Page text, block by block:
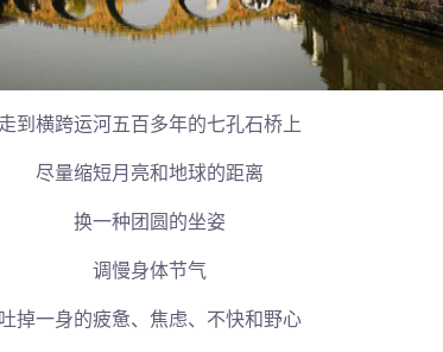
走到横跨运河五百多年的七孔石桥上
尽量缩短月亮和地球的距离
换一种团圆的坐姿
调慢身体节气
吐掉一身的疲惫、焦虑、不快和野心